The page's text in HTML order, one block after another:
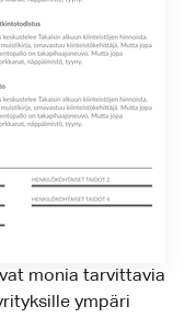
monia tarvittavia
ympäri